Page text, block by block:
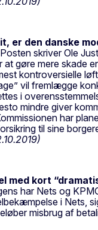
er den danske
skriver Ole
at gøre mere skade
kontroversielle
vil fremlægge
i
mindre giver
har
til sine
med kort
har Nets og
i Nets,
misbrug af